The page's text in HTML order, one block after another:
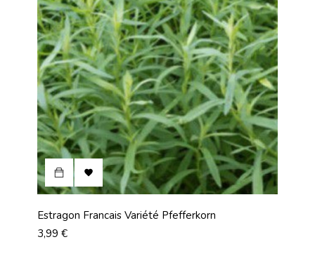

Estragon Francais Variété Pfefferkorn
Prix
3,99 €